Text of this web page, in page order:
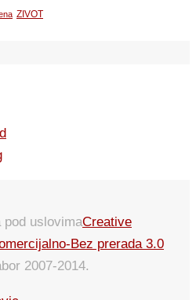
ZIVOT
uslovimaCreative
Bez prerada 3.0
2007-2014.